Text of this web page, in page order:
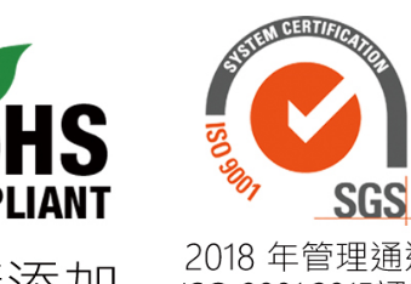
即時審查核予不同之上限額度；若仍有額度不足之情形，本公司
結果請求用戶進行身份認證。
５．嚴禁一人註冊多個帳號或使用他人資訊註冊。若發現惡意使
形，恩沛科技股份有限公司將有權停止該用戶之使用額度並採取